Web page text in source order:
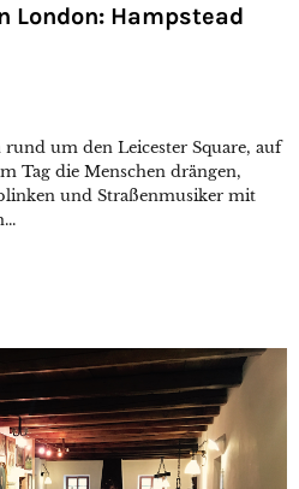
London: Hampstead
um den Leicester Square, auf
Tag die Menschen drängen,
und Straßenmusiker mit